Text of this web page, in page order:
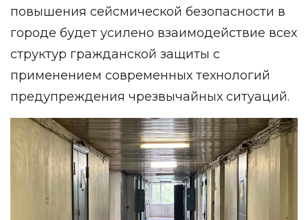
повышения сейсмической безопасности в
городе будет усилено взаимодействие всех
структур гражданской защиты с
применением современных технологий
предупреждения чрезвычайных ситуаций.